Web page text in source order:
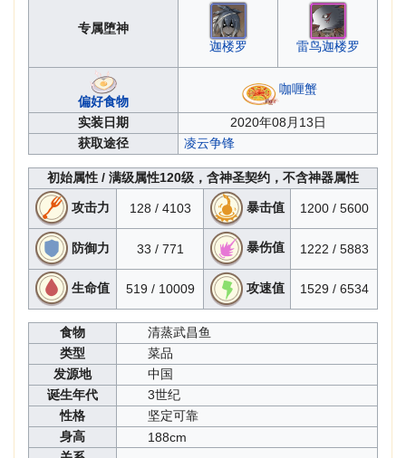
专属堕神
迦楼罗
雷鸟迦楼罗
偏好食物
咖喱蟹
实装日期
2020年08月13日
获取途径
凌云争锋
初始属性 / 满级属性120级，含神圣契约，不含神器属性
攻击力 128 / 4103 暴击值 1200 / 5600
防御力 33 / 771 暴伤值 1222 / 5883
生命值 519 / 10009 攻速值 1529 / 6534
食物
清蒸武昌鱼
类型
菜品
发源地
中国
诞生年代
3世纪
性格
坚定可靠
身高
188cm